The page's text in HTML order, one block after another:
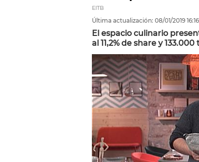
EITB
Última actualización: 08/01/2019 16:16
El espacio culinario
al 11,2% de share y